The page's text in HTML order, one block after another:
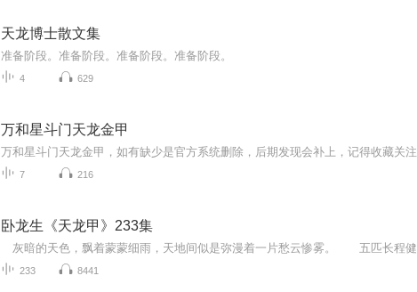
天龙博士散文集
准备阶段。准备阶段。准备阶段。准备阶段。
4 629
万和星斗门天龙金甲
万和星斗门天龙金甲，如有缺少是官方系统删除，后期发现会补上，记得收藏关注
7 216
卧龙生《天龙甲》233集
233 8441